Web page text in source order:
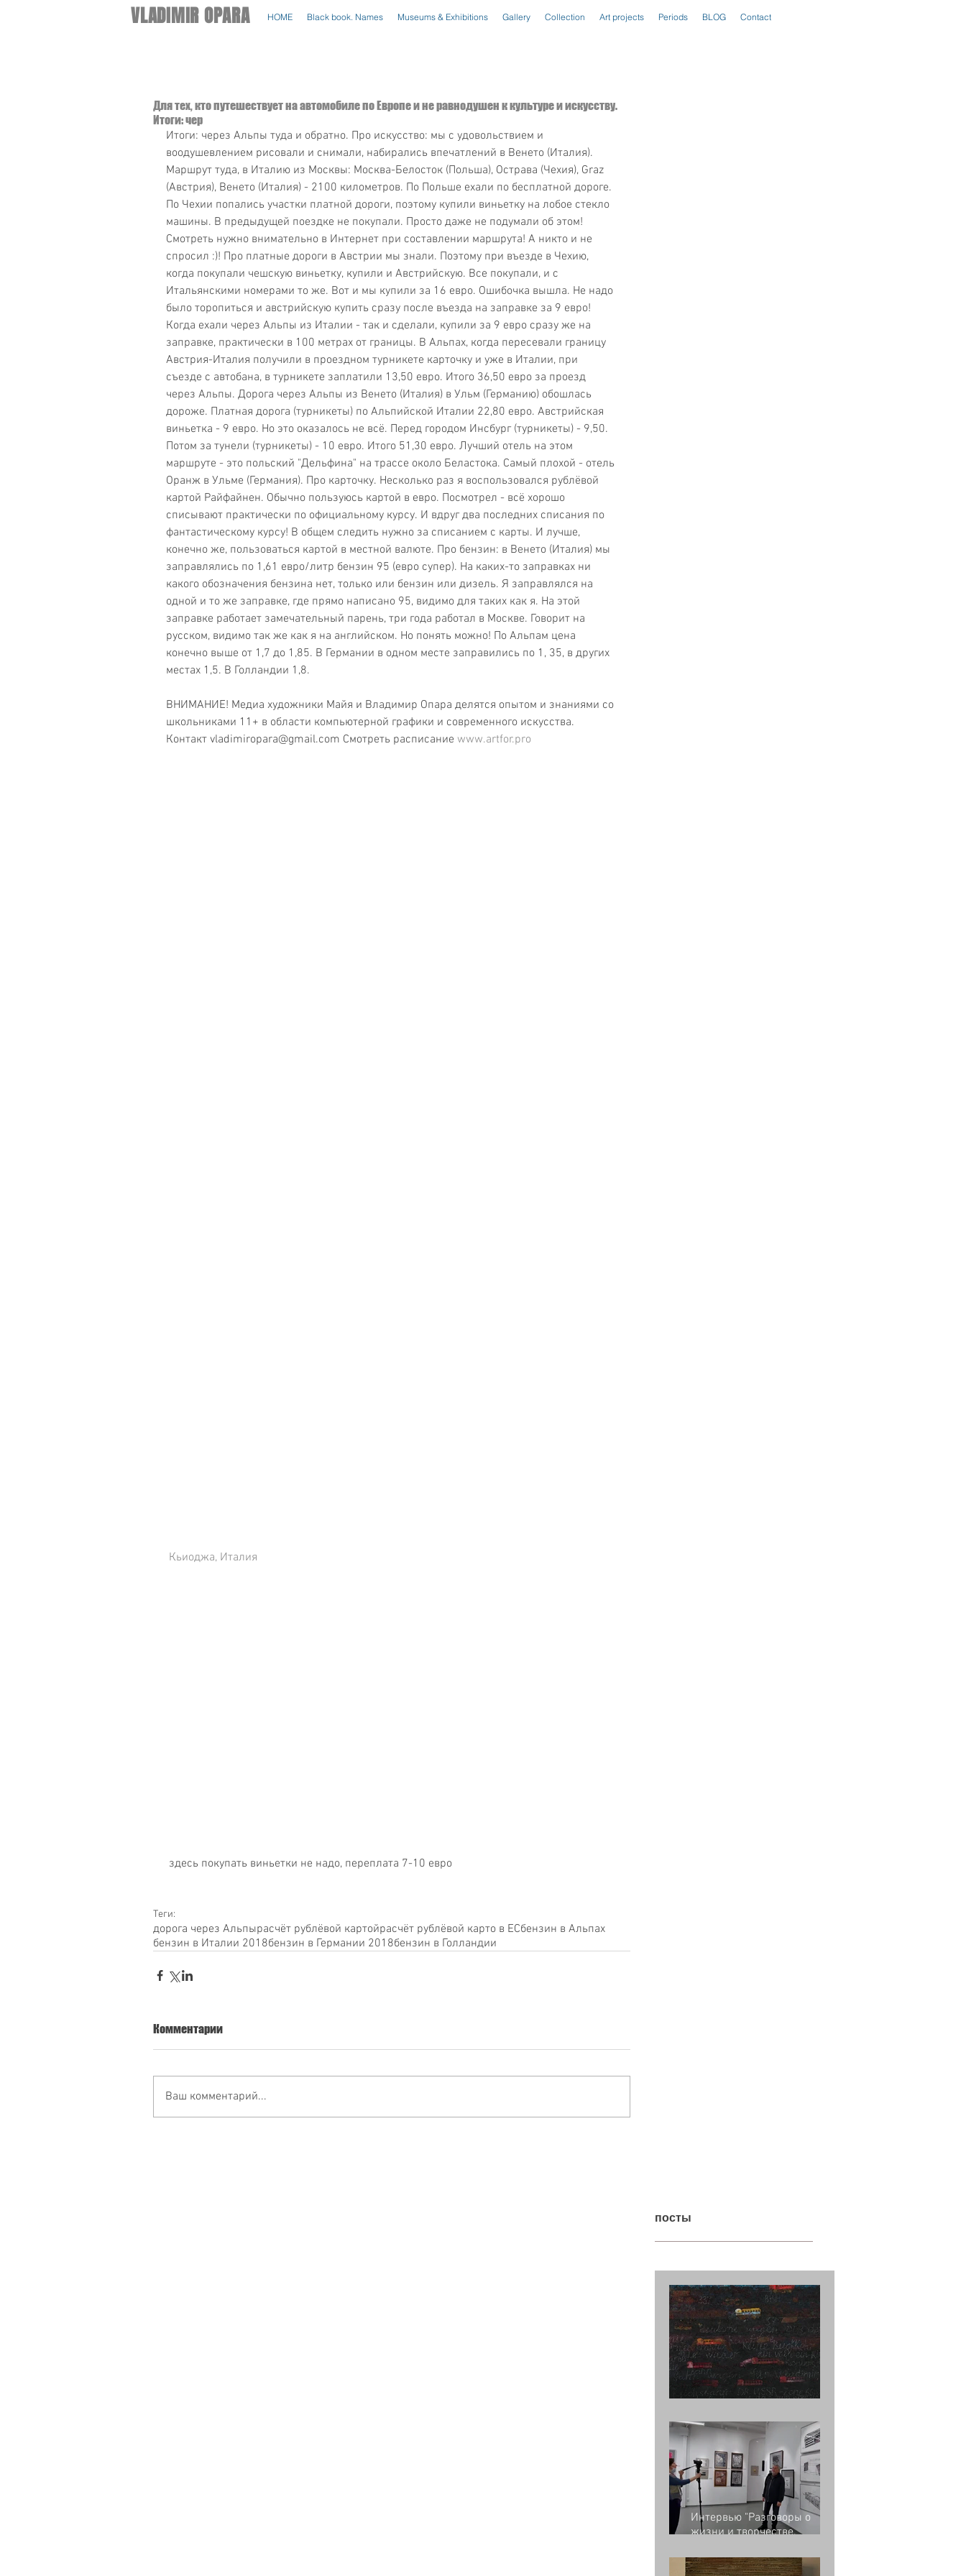
VLADIMIR OPARA HOME Black book. Names Museums & Exhibitions Gallery Collection Art projects Periods BLOG Contact
Для тех, кто путешествует на автомобиле по Европе и не равнодушен к культуре и искусству.
Итоги: чер
Итоги: через Альпы туда и обратно. Про искусство: мы с удовольствием и
воодушевлением рисовали и снимали, набирались впечатлений в Венето (Италия).
Маршрут туда, в Италию из Москвы: Москва-Белосток (Польша), Острава (Чехия), Graz
(Австрия), Венето (Италия) - 2100 километров. По Польше ехали по бесплатной дороге.
По Чехии попались участки платной дороги, поэтому купили виньетку на лобое стекло
машины. В предыдущей поездке не покупали. Просто даже не подумали об этом!
Смотреть нужно внимательно в Интернет при составлении маршрута! А никто и не
спросил :)! Про платные дороги в Австрии мы знали. Поэтому при въезде в Чехию,
когда покупали чешскую виньетку, купили и Австрийскую. Все покупали, и с
Итальянскими номерами то же. Вот и мы купили за 16 евро. Ошибочка вышла. Не надо
было торопиться и австрийскую купить сразу после въезда на заправке за 9 евро!
Когда ехали через Альпы из Италии - так и сделали, купили за 9 евро сразу же на
заправке, практически в 100 метрах от границы. В Альпах, когда пересевали границу
Австрия-Италия получили в проездном турникете карточку и уже в Италии, при
съезде с автобана, в турникете заплатили 13,50 евро. Итого 36,50 евро за проезд
через Альпы. Дорога через Альпы из Венето (Италия) в Ульм (Германию) обошлась
дороже. Платная дорога (турникеты) по Альпийской Италии 22,80 евро. Австрийская
виньетка - 9 евро. Но это оказалось не всё. Перед городом Инсбург (турникеты) - 9,50.
Потом за тунели (турникеты) - 10 евро. Итого 51,30 евро. Лучший отель на этом
маршруте - это польский "Дельфина" на трассе около Беластока. Самый плохой - отель
Оранж в Ульме (Германия). Про карточку. Несколько раз я воспользовался рублёвой
картой Райфайнен. Обычно пользуюсь картой в евро. Посмотрел - всё хорошо
списывают практически по официальному курсу. И вдруг два последних списания по
фантастическому курсу! В общем следить нужно за списанием с карты. И лучше,
конечно же, пользоваться картой в местной валюте. Про бензин: в Венето (Италия) мы
заправлялись по 1,61 евро/литр бензин 95 (евро супер). На каких-то заправках ни
какого обозначения бензина нет, только или бензин или дизель. Я заправлялся на
одной и то же заправке, где прямо написано 95, видимо для таких как я. На этой
заправке работает замечательный парень, три года работал в Москве. Говорит на
русском, видимо так же как я на английском. Но понять можно! По Альпам цена
конечно выше от 1,7 до 1,85. В Германии в одном месте заправились по 1, 35, в других
местах 1,5. В Голландии 1,8.
ВНИМАНИЕ! Медиа художники Майя и Владимир Опара делятся опытом и знаниями со
школьниками 11+ в области компьютерной графики и современного искусства.
Контакт vladimiropara@gmail.com Смотреть расписание www.artfor.pro
Кьиоджа, Италия
здесь покупать виньетки не надо, переплата 7-10 евро
Теги:
дорога через Альпырасчёт рублёвой картойрасчёт рублёвой карто в ЕСбензин в Альпах
бензин в Италии 2018бензин в Германии 2018бензин в Голландии
Комментарии
Ваш комментарий...
посты
Интервью "Разговоры о
жизни и творчестве.